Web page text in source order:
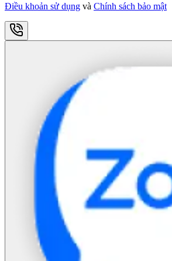
Điều khoản sử dụng và Chính sách bảo mật